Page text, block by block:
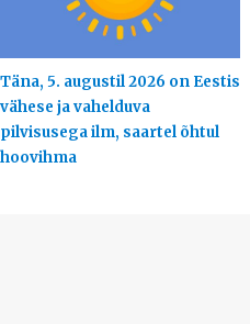
Täna, 5. augustil 2026 on Eestis
vähese ja vahelduva
pilvisusega ilm, saartel õhtul
hoovihma